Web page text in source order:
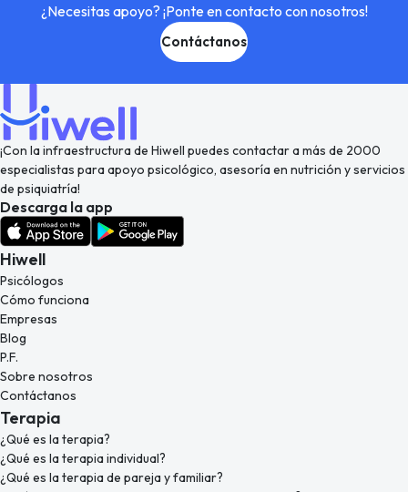
¿Necesitas apoyo? ¡Ponte en contacto con nosotros!
Contáctanos
¡Con la infraestructura de Hiwell puedes contactar a más de 2000
especialistas para apoyo psicológico, asesoría en nutrición y servicios
de psiquiatría!
Descarga la app
Hiwell
Psicólogos
Cómo funciona
Empresas
Blog
P.F.
Sobre nosotros
Contáctanos
Terapia
¿Qué es la terapia?
¿Qué es la terapia individual?
¿Qué es la terapia de pareja y familiar?